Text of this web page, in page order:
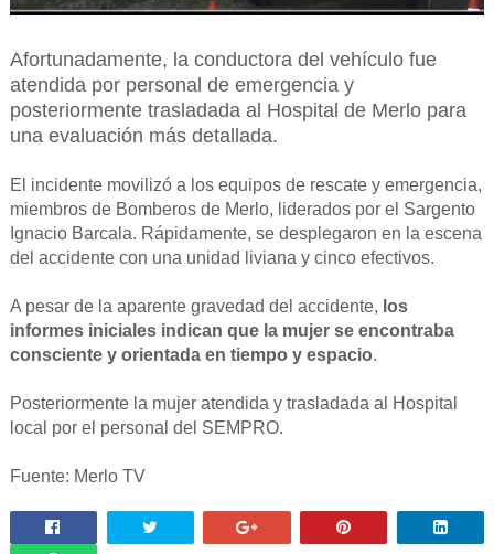
Afortunadamente, la conductora del vehículo fue
atendida por personal de emergencia y
posteriormente trasladada al Hospital de Merlo para
una evaluación más detallada.
El incidente movilizó a los equipos de rescate y emergencia,
miembros de Bomberos de Merlo, liderados por el Sargento
Ignacio Barcala. Rápidamente, se desplegaron en la escena
del accidente con una unidad liviana y cinco efectivos.
A pesar de la aparente gravedad del accidente, los
informes iniciales indican que la mujer se encontraba
consciente y orientada en tiempo y espacio.
Posteriormente la mujer atendida y trasladada al Hospital
local por el personal del SEMPRO.
Fuente: Merlo TV